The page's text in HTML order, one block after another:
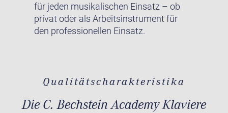
für jeden musikalischen Einsatz – ob
privat oder als Arbeitsinstrument für
den professionellen Einsatz.
Qualitätscharakteristika
Die C. Bechstein Academy Klaviere